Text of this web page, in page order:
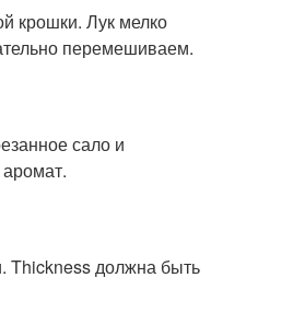
крошки. Лук мелко
перемешиваем.
сало и
Thickness должна быть